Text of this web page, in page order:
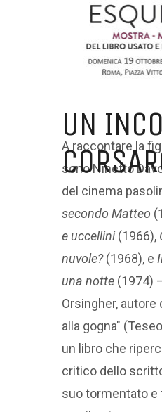
UN
A raccontare la
sono Ninetto
del cinema
secondo Matteo
e uccellini(1966),
nuvole?(1968), e
una notte (1974)
Orsingher, autore
alla gogna"
un libro che
critico dello
suo tormentato e